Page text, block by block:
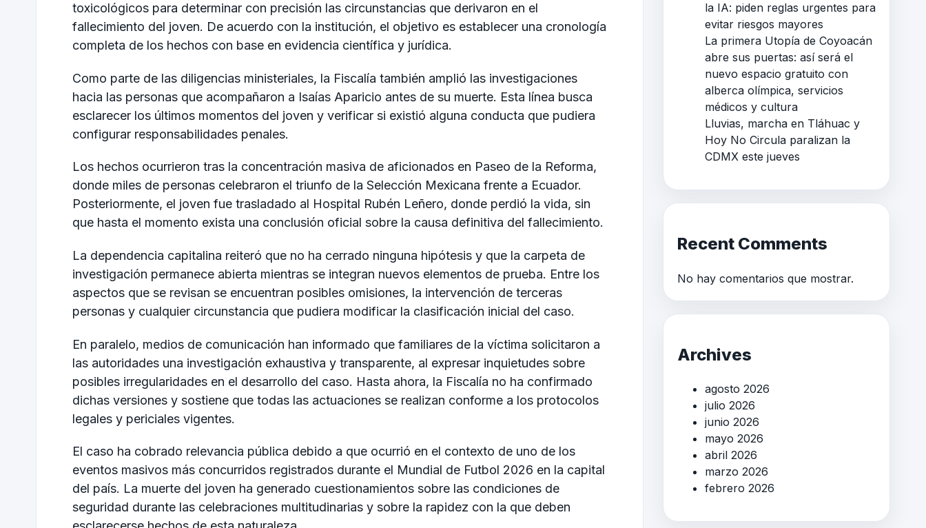
toxicológicos para determinar con precisión las circunstancias que derivaron en el
fallecimiento del joven. De acuerdo con la institución, el objetivo es establecer una cronología
completa de los hechos con base en evidencia científica y jurídica.
Como parte de las diligencias ministeriales, la Fiscalía también amplió las investigaciones
hacia las personas que acompañaron a Isaías Aparicio antes de su muerte. Esta línea busca
esclarecer los últimos momentos del joven y verificar si existió alguna conducta que pudiera
configurar responsabilidades penales.
Los hechos ocurrieron tras la concentración masiva de aficionados en Paseo de la Reforma,
donde miles de personas celebraron el triunfo de la Selección Mexicana frente a Ecuador.
Posteriormente, el joven fue trasladado al Hospital Rubén Leñero, donde perdió la vida, sin
que hasta el momento exista una conclusión oficial sobre la causa definitiva del fallecimiento.
La dependencia capitalina reiteró que no ha cerrado ninguna hipótesis y que la carpeta de
investigación permanece abierta mientras se integran nuevos elementos de prueba. Entre los
aspectos que se revisan se encuentran posibles omisiones, la intervención de terceras
personas y cualquier circunstancia que pudiera modificar la clasificación inicial del caso.
En paralelo, medios de comunicación han informado que familiares de la víctima solicitaron a
las autoridades una investigación exhaustiva y transparente, al expresar inquietudes sobre
posibles irregularidades en el desarrollo del caso. Hasta ahora, la Fiscalía no ha confirmado
dichas versiones y sostiene que todas las actuaciones se realizan conforme a los protocolos
legales y periciales vigentes.
El caso ha cobrado relevancia pública debido a que ocurrió en el contexto de uno de los
eventos masivos más concurridos registrados durante el Mundial de Futbol 2026 en la capital
del país. La muerte del joven ha generado cuestionamientos sobre las condiciones de
seguridad durante las celebraciones multitudinarias y sobre la rapidez con la que deben
la IA: piden reglas urgentes para
evitar riesgos mayores
La primera Utopía de Coyoacán
abre sus puertas: así será el
nuevo espacio gratuito con
alberca olímpica, servicios
médicos y cultura
Lluvias, marcha en Tláhuac y
Hoy No Circula paralizan la
CDMX este jueves
Recent Comments
No hay comentarios que mostrar.
Archives
agosto 2026
julio 2026
junio 2026
mayo 2026
abril 2026
marzo 2026
febrero 2026